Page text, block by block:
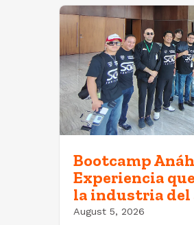
Bootcamp
Experiencia
la industria del
August 5, 2026